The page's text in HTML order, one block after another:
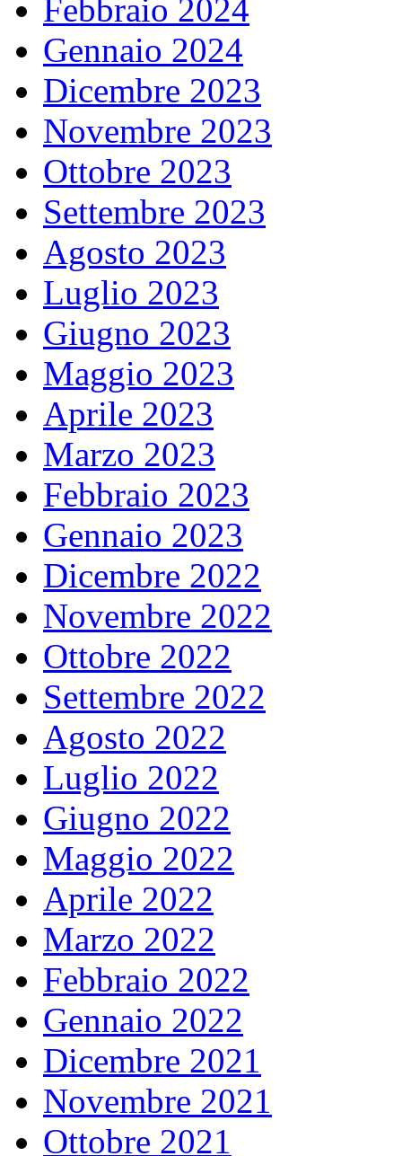
Febbraio 2024
Gennaio 2024
Dicembre 2023
Novembre 2023
Ottobre 2023
Settembre 2023
Agosto 2023
Luglio 2023
Giugno 2023
Maggio 2023
Aprile 2023
Marzo 2023
Febbraio 2023
Gennaio 2023
Dicembre 2022
Novembre 2022
Ottobre 2022
Settembre 2022
Agosto 2022
Luglio 2022
Giugno 2022
Maggio 2022
Aprile 2022
Marzo 2022
Febbraio 2022
Gennaio 2022
Dicembre 2021
Novembre 2021
Ottobre 2021